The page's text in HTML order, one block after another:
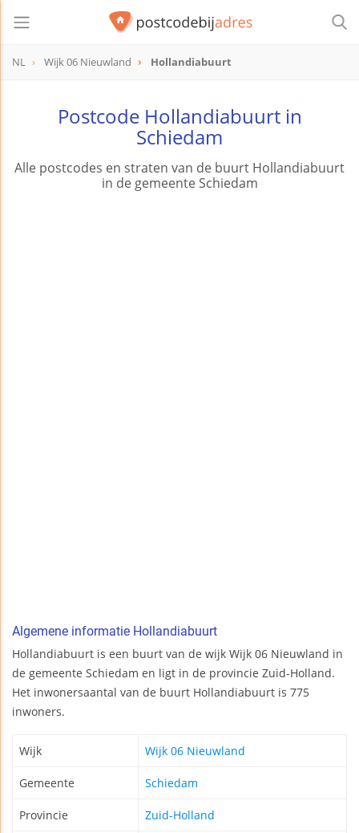
NL Wijk 06 Nieuwland Hollandiabuurt
Postcode Hollandiabuurt in
Schiedam
Alle postcodes en straten van de buurt Hollandiabuurt
in de gemeente Schiedam
Algemene informatie Hollandiabuurt
Hollandiabuurt is een buurt van de wijk Wijk 06 Nieuwland in
de gemeente Schiedam en ligt in de provincie Zuid-Holland.
Het inwonersaantal van de buurt Hollandiabuurt is 775
inwoners.
Wijk Wijk 06 Nieuwland
Gemeente Schiedam
Provincie Zuid-Holland